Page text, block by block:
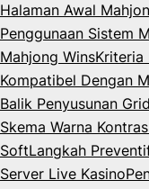
Halaman Awal
Penggunaan Sistem
Mahjong WinsKriteria
Kompatibel Dengan
Balik Penyusunan
Skema Warna
SoftLangkah
Server Live Kasino